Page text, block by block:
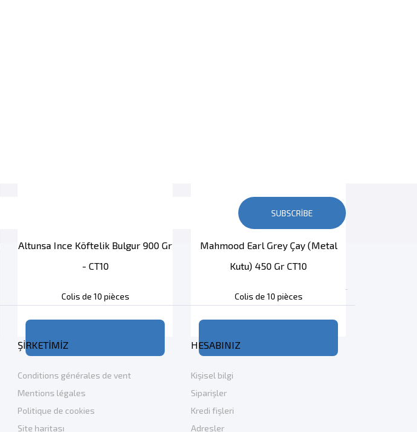
Altunsa Ince Köftelik Bulgur 900 Gr
- CT10
Colis de 10 pièces
Mahmood Earl Grey Çay (metal
Kutu) 450 Gr CT10
Colis de 10 pièces
SUBSCRIBE

ŞIRKETIMIZ
Conditions générales de vent
Mentions légales
Politique de cookies
Site haritası
HESABINIZ
Kişisel bilgi
Siparişler
Kredi fişleri
Adresler